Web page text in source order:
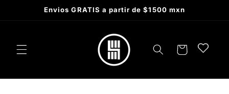
Skip toEnvios GRATIS a partir de $1500 mxn
Cart